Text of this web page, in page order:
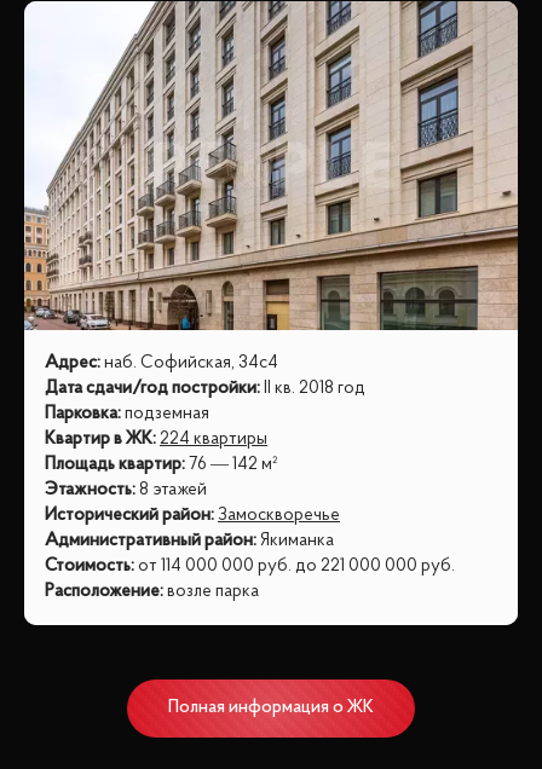
Адрес: наб. Софийская, 34с4
Дата сдачи/год постройки:
II кв. 2018 год
Парковка: подземная
Квартир в ЖК: 224 квартиры
Площадь квартир: 76 — 142 м²
Этажность: 8 этажей
Исторический район: Замоскворечье
Административный район: Якиманка
Стоимость: от 114 000 000 руб. до 221 000 000 руб.
Расположение: возле парка
Полная информация о ЖК